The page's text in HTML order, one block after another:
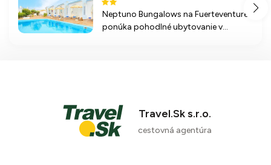
Neptuno Bungalows na Fuerteventure
ponúka pohodlné ubytovanie v
Travel.Sk s.r.o.
cestovná agentúra